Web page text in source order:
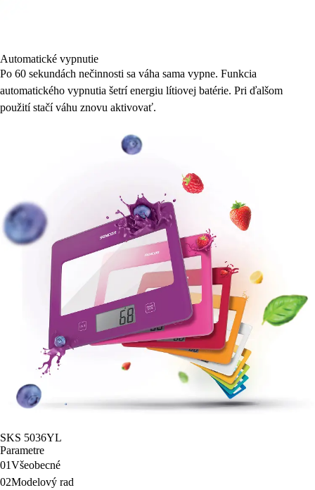
Automatické vypnutie
Po 60 sekundách nečinnosti sa váha sama vypne. Funkcia
automatického vypnutia šetrí energiu lítiovej batérie. Pri ďalšom
použití stačí váhu znovu aktivovať.
SKS 5036YL
Parametre
01Všeobecné
02Modelový rad